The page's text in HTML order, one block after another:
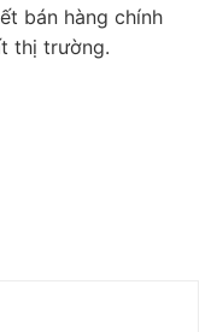
bán hàng chính
thị trường.